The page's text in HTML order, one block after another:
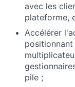
avec les
plateforme,
Accélérer
pile ;